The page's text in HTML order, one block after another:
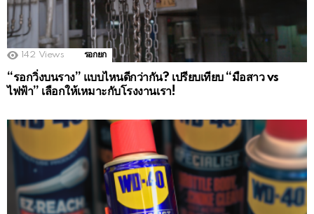
142 Views รอกยก
“รอกวิ่งบนราง” แบบไหนดีกว่ากัน? เปรียบเทียบ “มือสาว vs
ไฟฟ้า” เลือกให้เหมาะกับโรงงานเรา!